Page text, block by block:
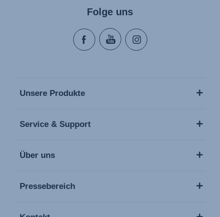
Folge uns
Unsere Produkte
Service & Support
Über uns
Pressebereich